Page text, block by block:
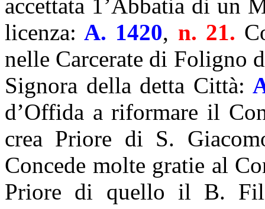
accettata 1’Abbatia di un
licenza: A. 1420, n. 21.
nelle Carcerate di Foligno
Signora della detta Città:
d’Offida a riformare il
crea Priore di S.
Concede molte gratie al
Priore di quello il B.